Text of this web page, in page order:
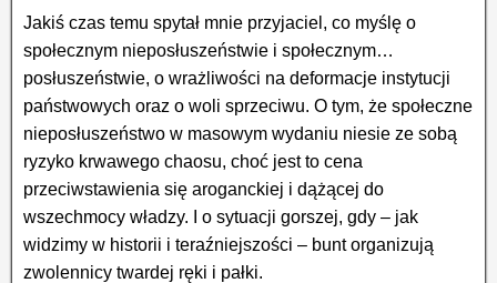
Jakiś czas temu spytał mnie przyjaciel, co myślę o
społecznym nieposłuszeństwie i społecznym…
posłuszeństwie, o wrażliwości na deformacje instytucji
państwowych oraz o woli sprzeciwu. O tym, że społeczne
nieposłuszeństwo w masowym wydaniu niesie ze sobą
ryzyko krwawego chaosu, choć jest to cena
przeciwstawienia się aroganckiej i dążącej do
wszechmocy władzy. I o sytuacji gorszej, gdy – jak
widzimy w historii i teraźniejszości – bunt organizują
zwolennicy twardej ręki i pałki.